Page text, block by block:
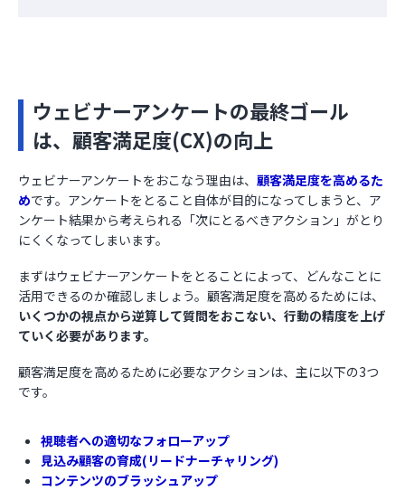
ウェビナーアンケートの最終ゴール
は、顧客満足度(CX)の向上
ウェビナーアンケートをおこなう理由は、 顧客満足度を高めるた
めです。アンケートをとること自体が目的になってしまうと、ア
ンケート結果から考えられる「次にとるべきアクション」がとり
にくくなってしまいます。
まずはウェビナーアンケートをとることによって、どんなことに
活用できるのか確認しましょう。顧客満足度を高めるためには、
いくつかの視点から逆算して質問をおこない、行動の精度を上げ
ていく必要があります。
顧客満足度を高めるために必要なアクションは、主に以下の3つ
です。
視聴者への適切なフォローアップ
見込み顧客の育成(リードナーチャリング)
コンテンツのブラッシュアップ